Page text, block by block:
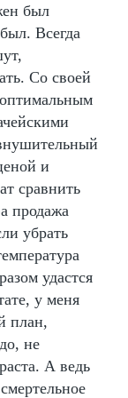
был
Всегда
Со своей
и
сравнить
продажа
убрать
удастся
у меня
план,
не
А ведь